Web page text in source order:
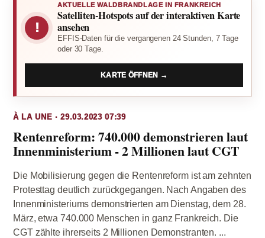
!
AKTUELLE WALDBRANDLAGE IN FRANKREICH
Satelliten-Hotspots auf der interaktiven Karte
ansehen
EFFIS-Daten für die vergangenen 24 Stunden, 7 Tage
oder 30 Tage.
KARTE ÖFFNEN →
À LA UNE · 29.03.2023 07:39
Rentenreform: 740.000 demonstrieren laut
Innenministerium - 2 Millionen laut CGT
Die Mobilisierung gegen die Rentenreform ist am zehnten
Protesttag deutlich zurückgegangen. Nach Angaben des
Innenministeriums demonstrierten am Dienstag, dem 28.
März, etwa 740.000 Menschen in ganz Frankreich. Die
CGT zählte ihrerseits 2 Millionen Demonstranten. ...